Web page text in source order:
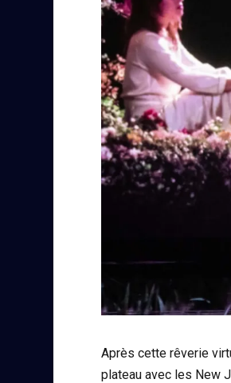
Après cette rêverie
plateau avec les New